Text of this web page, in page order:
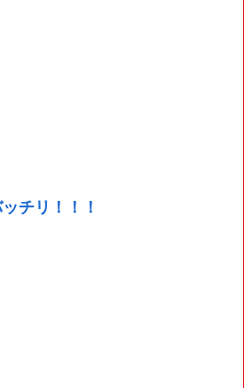
チリ！！！